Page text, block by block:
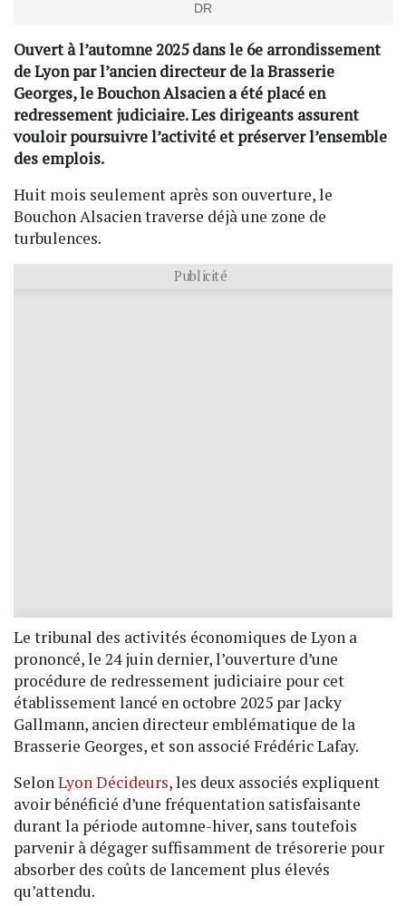
DR
Ouvert à l’automne 2025 dans le 6e arrondissement
de Lyon par l’ancien directeur de la Brasserie
Georges, le Bouchon Alsacien a été placé en
redressement judiciaire. Les dirigeants assurent
vouloir poursuivre l’activité et préserver l’ensemble
des emplois.
Huit mois seulement après son ouverture, le
Bouchon Alsacien traverse déjà une zone de
turbulences.
Publicité
Le tribunal des activités économiques de Lyon a
prononcé, le 24 juin dernier, l’ouverture d’une
procédure de redressement judiciaire pour cet
établissement lancé en octobre 2025 par Jacky
Gallmann, ancien directeur emblématique de la
Brasserie Georges, et son associé Frédéric Lafay.
SelonLyon Décideurs, les deux associés expliquent
avoir bénéficié d’une fréquentation satisfaisante
durant la période automne-hiver, sans toutefois
parvenir à dégager suffisamment de trésorerie pour
absorber des coûts de lancement plus élevés
qu’attendu.